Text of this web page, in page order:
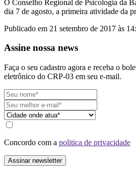
O Conselho Regional de Psicologia da
dia 7 de agosto, a primeira atividade da
Publicado em 21 setembro de 2017 às
Assine nossa news
Faça o seu cadastro agora e receba o
eletrônico do CRP-03 em seu e-mail.
Concordo com a politica de privacidade